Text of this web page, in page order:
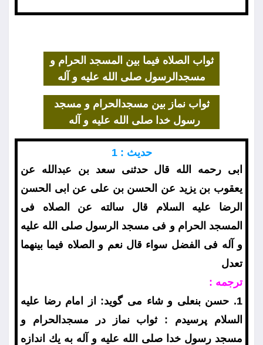
ثواب الصلاه فيما بين المسجد الحرام و
مسجدالرسول صلى الله عليه و آله
ثواب نماز بين مسجدالحرام و مسجد
رسول خدا صلى الله عليه و آله
حديث : 1
ابى رحمه الله قال حدثنى سعد بن عبدالله عن
يعقوب بن يزيد عن الحسن بن على عن ابى الحسن
الرضا عليه السلام قال سالته عن الصلاه فى
المسجد الحرام و فى مسجد الرسول صلى الله عليه
و آله فى الفضل سواء قال نعم و الصلاه فيما بينهما
تعدل
ترجمه :
1. حسن بنعلى و شاء مى گويد: از امام رضا عليه
السلام پرسيدم : ثواب نماز در مسجدالحرام و
مسجد رسول خدا صلى الله عليه و آله به يك اندازه